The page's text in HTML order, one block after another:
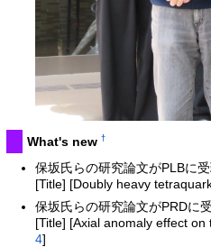
What's new †
保坂氏らの研究論文がPLBに
[Title] [Doubly heavy
保坂氏らの研究論文がPRDに
[Title] [Axial anomaly effect
4]